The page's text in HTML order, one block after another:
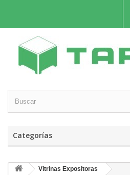
Categorías
Vitrinas Expositoras